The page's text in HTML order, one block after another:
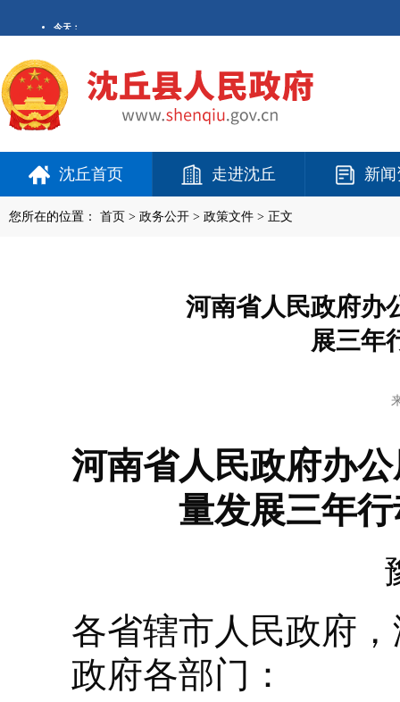
沈丘首页 走进沈丘 新
您所在的位置： 首页 > 政务公开 > 政策文件 > 正文
河南省人民政府办
展三年
河南省人民政府办
量发展三年
各省辖市人民政府
政府各部门：